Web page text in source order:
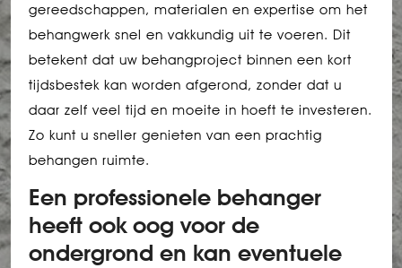
gereedschappen, materialen en expertise om het
behangwerk snel en vakkundig uit te voeren. Dit
betekent dat uw behangproject binnen een kort
tijdsbestek kan worden afgerond, zonder dat u
daar zelf veel tijd en moeite in hoeft te investeren.
Zo kunt u sneller genieten van een prachtig
behangen ruimte.
Een professionele behanger
heeft ook oog voor de
ondergrond en kan eventuele